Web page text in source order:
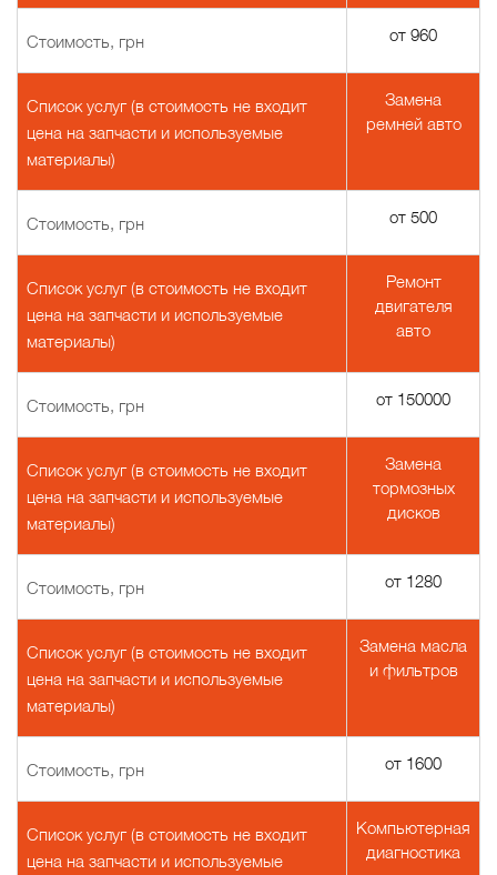
Стоимость, грн от 960
Список услуг (в стоимость не входит
цена на запчасти и используемые
материалы)
Замена
ремней авто
Стоимость, грн от 500
Список услуг (в стоимость не входит
цена на запчасти и используемые
материалы)
Ремонт
двигателя
авто
Стоимость, грн от 150000
Список услуг (в стоимость не входит
цена на запчасти и используемые
материалы)
Замена
тормозных
дисков
Стоимость, грн от 1280
Список услуг (в стоимость не входит
цена на запчасти и используемые
материалы)
Замена масла
и фильтров
Стоимость, грн от 1600
Список услуг (в стоимость не входит
цена на запчасти и используемые
Компьютерная
диагностика